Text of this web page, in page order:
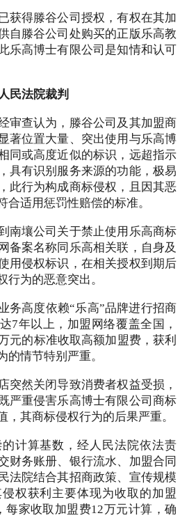
得滕谷公司授权，有权在其加
自滕谷公司处购买的正版乐高教
乐高博士有限公司是知情和认可
人民法院裁判
查认为，滕谷公司及其加盟商
著位置大量、突出使用与乐高博
同或高度近似的标识，远超指示
具有识别服务来源的功能，极易
此行为构成商标侵权，且因其恶
合适用惩罚性赔偿的标准。
壤公司关于禁止使用乐高商标
备案名称同乐高相关联，自身及
用侵权标识，在相关授权到期后
行为的恶意突出。
高度依赖“乐高”品牌进行招商
7年以上，加盟网络覆盖全国，
元的标准收取高额加盟费，获利
的情节特别严重。
然关闭导致消费者权益受损，
严重侵害乐高博士有限公司商标
，其商标侵权行为的后果严重。
算基数，经人民法院依法责
财务账册、银行流水、加盟合同
法院结合其招商政策、宣传规模
权获利主要体现为收取的加盟
每家收取加盟费12万元计算，确